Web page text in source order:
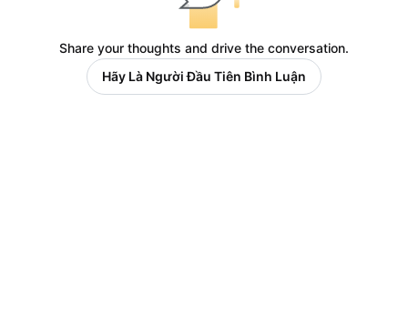
Share your thoughts and drive the conversation.
Hãy Là Người Đầu Tiên Bình Luận